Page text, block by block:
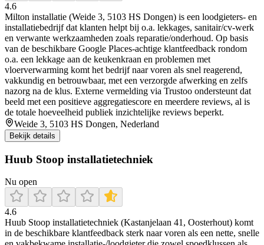
4.6
Milton installatie (Weide 3, 5103 HS Dongen) is een loodgieters- en
installatiebedrijf dat klanten helpt bij o.a. lekkages, sanitair/cv-werk
en verwante werkzaamheden zoals reparatie/onderhoud. Op basis
van de beschikbare Google Places-achtige klantfeedback rondom
o.a. een lekkage aan de keukenkraan en problemen met
vloerverwarming komt het bedrijf naar voren als snel reagerend,
vakkundig en betrouwbaar, met een verzorgde afwerking en zelfs
nazorg na de klus. Externe vermelding via Trustoo ondersteunt dat
beeld met een positieve aggregatiescore en meerdere reviews, al is
de totale hoeveelheid publiek inzichtelijke reviews beperkt.
Weide 3, 5103 HS Dongen, Nederland
Bekijk details
Huub Stoop installatietechniek
Nu open
4.6
Huub Stoop installatietechniek (Kastanjelaan 41, Oosterhout) komt
in de beschikbare klantfeedback sterk naar voren als een nette, snelle